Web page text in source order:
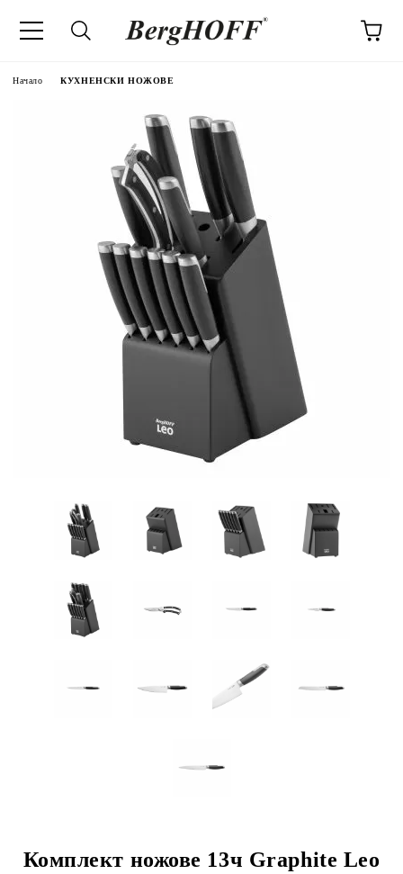
Начало КУХНЕНСКИ НОЖОВЕ
Комплект ножове 13ч Graphite Leo